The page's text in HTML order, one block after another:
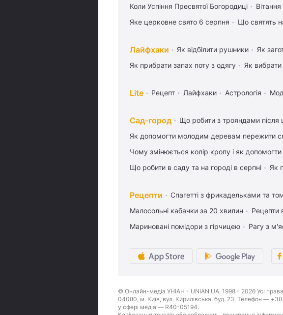
Коли Успіння Пресвятої Богородиці
Яке церковне свято 6 серпня
Що святять
Лайфхаки Як відбілити рушники Як
Як прибрати запах поту з одягу
Як вибрати
Lite Рецепт Лайфхаки Астрологія
Сад-город Що робити з трояндами після
Як допомогти молодим деревам пережити
Чому змінюється колір кропу і як допомогти
Що робити в саду та на городі в серпні
Як
Рецепти Спагетті з фрикадельками та
Малосольні кабачки за 20 хвилин
Рецепти
Мариновані помідори з гірчицею
Рагу з
© Онлайн-медіа УНІАН - UNIAN.UA, 1998 - 2026 Усі
04080, м. Київ, вул. Кирилівська, буд. 23. Телефон —
у сфері медіа — R40-05194.